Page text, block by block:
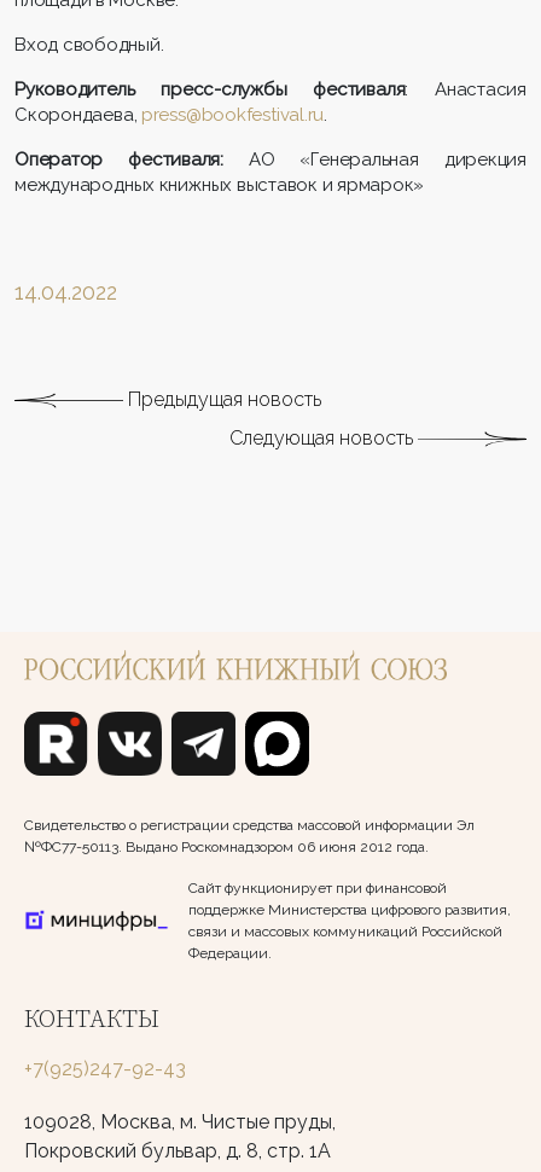
Вход свободный.
Руководитель пресс-службы фестиваля: Анастасия
Скорондаева, press@bookfestival.ru.
Оператор фестиваля: АО «Генеральная дирекция
международных книжных выставок и ярмарок»
14.04.2022
Предыдущая новость
Следующая новость
Свидетельство о регистрации средства массовой информации Эл
№ФС77-50113. Выдано Роскомнадзором 06 июня 2012 года.
Сайт функционирует при финансовой
поддержке Министерства цифрового развития,
связи и массовых коммуникаций Российской
Федерации.
КОНТАКТЫ
+7(925)247-92-43
109028, Москва, м. Чистые пруды,
Покровский бульвар, д. 8, стр. 1А